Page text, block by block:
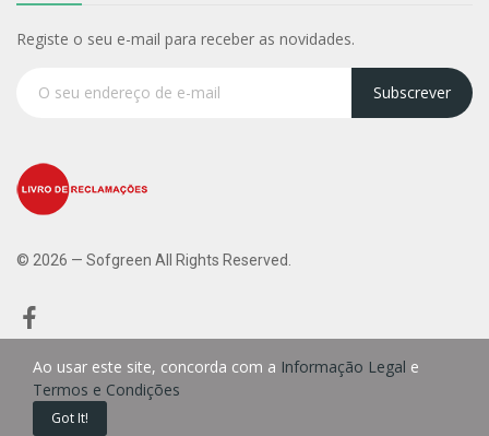
Registe o seu e-mail para receber as novidades.
Subscrever
© 2026 — Sofgreen All Rights Reserved.
Ao usar este site, concorda com a Informação Legal e
Termos e Condições
Got It!